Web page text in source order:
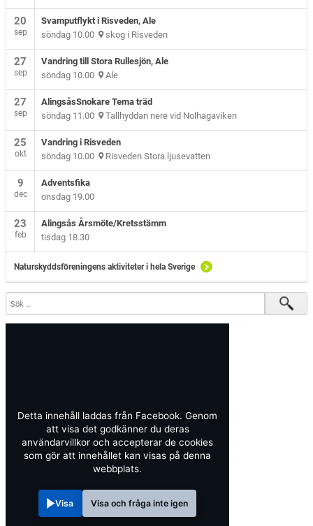
20
sep
Svamputflykt i Risveden, Ale
söndag 10.00 skog i Risveden
27
sep
Vandring till Stora Rullesjön, Ale
söndag 10.00 Ale
27
sep
AlingsåsSnokare Tema träd
söndag 11.00 Tallhyddan nere vid Nolhagaviken
25
okt
Vandring i Risveden
söndag 10.00 Risveden Stora ljusevatten
9
dec
Adventsfika
onsdag 19.00
23
feb
Alingsås Årsmöte/Kretsstämm
tisdag 18.30
Naturskyddsföreningens aktiviteter i hela Sverige
Detta innehåll laddas från Facebook. Genom
att visa det godkänner du deras
användarvillkor och accepterar de cookies
som gör att innehållet kan visas på denna
webbplats.
Visa Visa och fråga inte igen